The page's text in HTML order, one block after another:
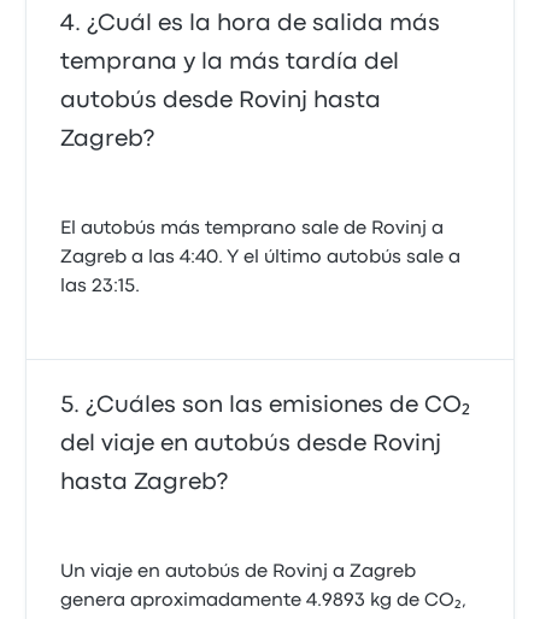
¿Cuál es la hora de salida más
temprana y la más tardía del
autobús desde Rovinj hasta
Zagreb?
El autobús más temprano sale de Rovinj a
Zagreb a las 4:40. Y el último autobús sale a
las 23:15.
¿Cuáles son las emisiones de CO₂
del viaje en autobús desde Rovinj
hasta Zagreb?
Un viaje en autobús de Rovinj a Zagreb
genera aproximadamente 4.9893 kg de CO₂,